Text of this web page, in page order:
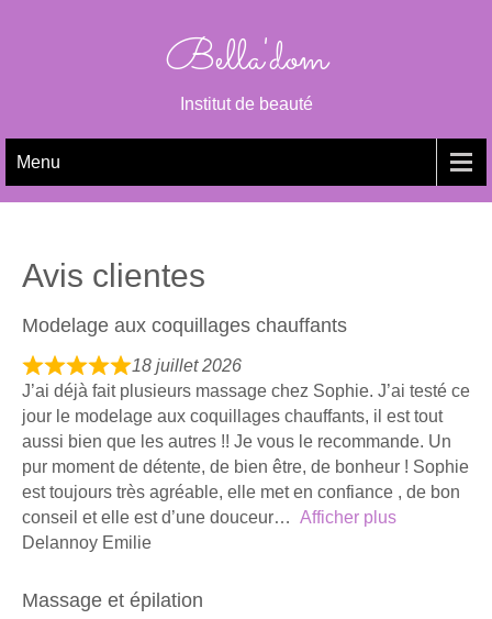
Bella'dom
Institut de beauté
Menu
Avis clientes
Modelage aux coquillages chauffants
R
a
t
e
d
5
,
0
u
18 juillet 2026
J’ai déjà fait plusieurs massage chez Sophie. J’ai testé ce
jour le modelage aux coquillages chauffants, il est tout
aussi bien que les autres !! Je vous le recommande. Un
pur moment de détente, de bien être, de bonheur ! Sophie
est toujours très agréable, elle met en confiance , de bon
conseil et elle est d’une douceur
Afficher plus
Delannoy Emilie
Massage et épilation